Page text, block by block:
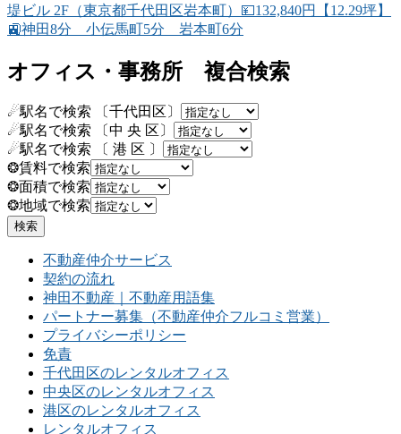
堤ビル 2F（東京都千代田区岩本町）💴132,840円【12.29坪】
🚉神田8分 小伝馬町5分 岩本町6分
オフィス・事務所 複合検索
☄駅名で検索 〔千代田区〕
☄駅名で検索 〔中 央 区〕
☄駅名で検索 〔 港 区 〕
❂賃料で検索
❂面積で検索
❂地域で検索
不動産仲介サービス
契約の流れ
神田不動産｜不動産用語集
パートナー募集（不動産仲介フルコミ営業）
プライバシーポリシー
免責
千代田区のレンタルオフィス
中央区のレンタルオフィス
港区のレンタルオフィス
レンタルオフィス